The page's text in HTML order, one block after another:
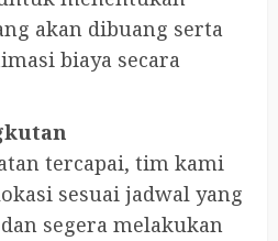
akan dibuang serta
biaya secara
tercapai, tim kami
sesuai jadwal yang
segera melakukan